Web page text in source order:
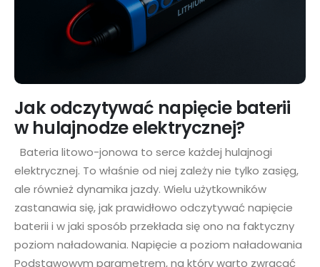
Jak odczytywać napięcie baterii
w hulajnodze elektrycznej?
Bateria litowo-jonowa to serce każdej hulajnogi
elektrycznej. To właśnie od niej zależy nie tylko zasięg,
ale również dynamika jazdy. Wielu użytkowników
zastanawia się, jak prawidłowo odczytywać napięcie
baterii i w jaki sposób przekłada się ono na faktyczny
poziom naładowania. Napięcie a poziom naładowania
Podstawowym parametrem, na który warto zwracać